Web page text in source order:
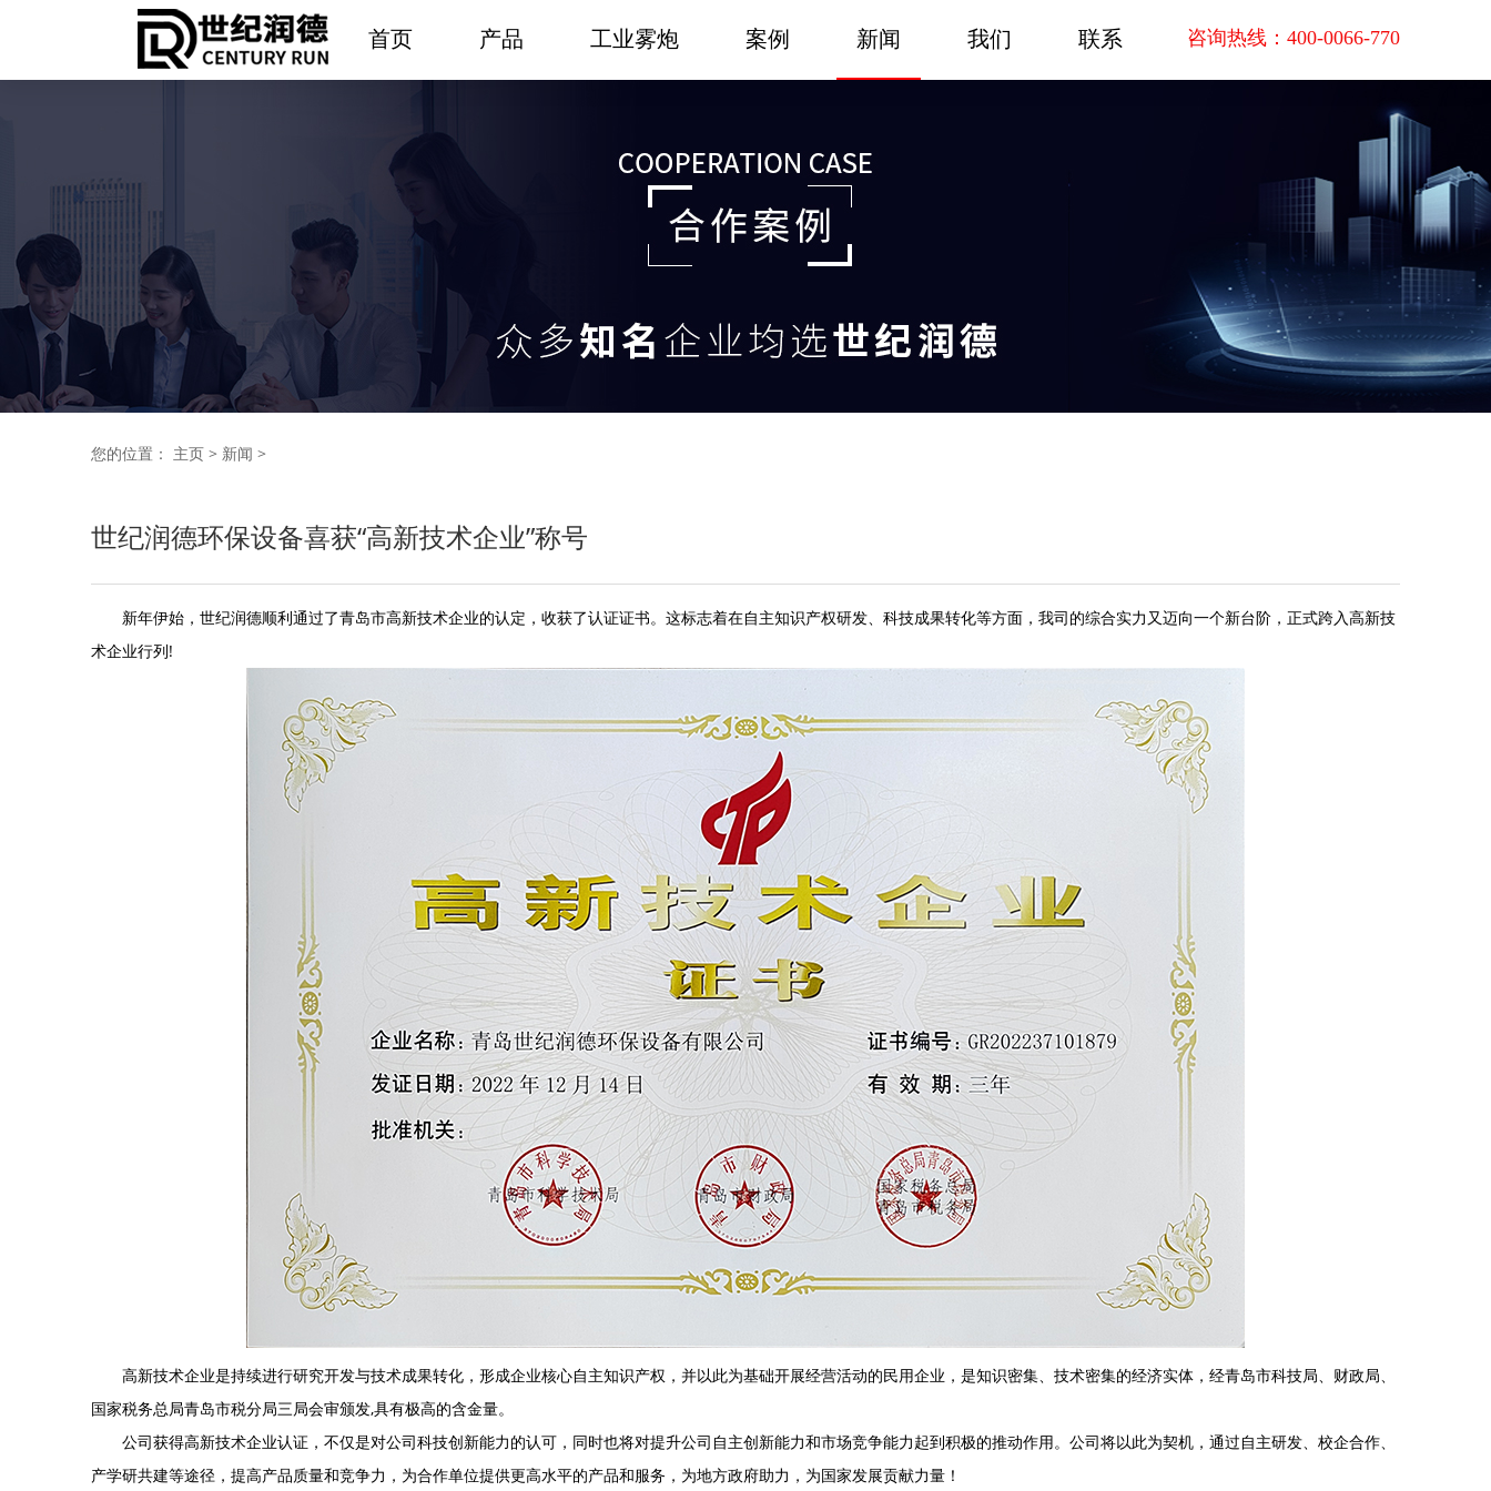
首页 产品 工业雾炮 案例 新闻 我们 联系 咨询热线：400-0066-770
您的位置： 主页 > 新闻 >
世纪润德环保设备喜获“高新技术企业”称号
新年伊始， 世纪润德顺利通过了青岛市高新技术企业的认定，收获了认证证书。这标志着在自主知识产权研发、科技成果转化等方面，我司的综合实力又迈向一个新台阶，正式跨入高新技
术企业行列!
高新技术企业是持续进行研究开发与技术成果转化，形成企业核心自主知识产权，并以此为基础开展经营活动的民用企业，是知识密集、技术密集的经济实体，经青岛市科技局、财政局、
国家税务总局青岛市税分局三局会审颁发,具有极高的含金量。
公司获得高新技术企业认证，不仅是对公司科技创新能力的认可，同时也将对提升公司自主创新能力和市场竞争能力起到积极的推动作用。公司将以此为契机，通过自主研发、校企合作、
产学研共建等途径，提高产品质量和竞争力，为合作单位提供更高水平的产品和服务，为地方政府助力，为国家发展贡献力量！